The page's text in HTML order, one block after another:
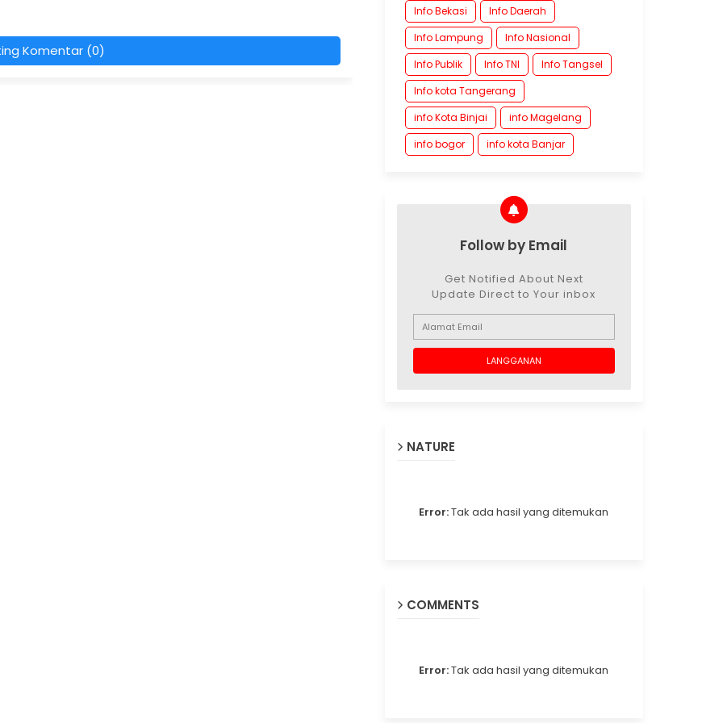
Komentar (0)
Info Bekasi
Info Daerah
Info Lampung
Info Nasional
Info Publik
Info TNI
Info Tangsel
Info kota Tangerang
info Kota Binjai
info Magelang
info bogor
info kota Banjar
Follow by Email
Get Notified About Next
Update Direct to Your inbox
NATURE
Error:Tak ada hasil yang ditemukan
COMMENTS
Error:Tak ada hasil yang ditemukan